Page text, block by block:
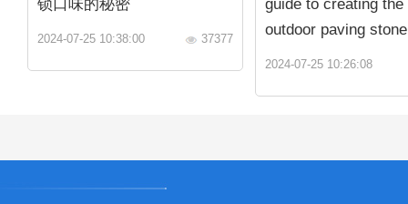
锁口味的秘密
2024-07-25 10:38:00 37377
guide to creating the
outdoor paving stone
2024-07-25 10:26:08